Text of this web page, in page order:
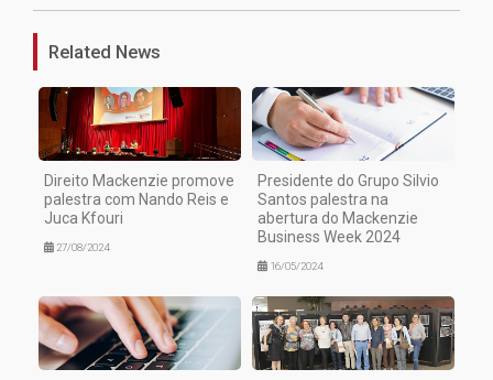
Related News
Direito Mackenzie promove
palestra com Nando Reis e
Juca Kfouri
27/08/2024
Presidente do Grupo Silvio
Santos palestra na
abertura do Mackenzie
Business Week 2024
16/05/2024